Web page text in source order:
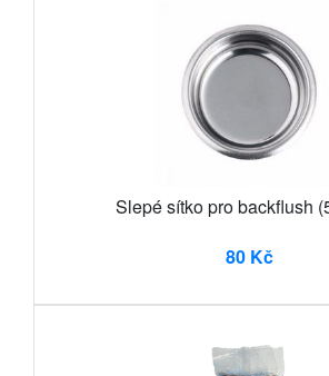
Slepé sítko pro backflush
80 Kč